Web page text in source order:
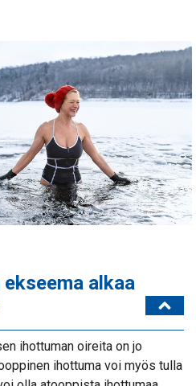
alkaa
ihottuman oireita on jo
ihottuma voi myös tulla